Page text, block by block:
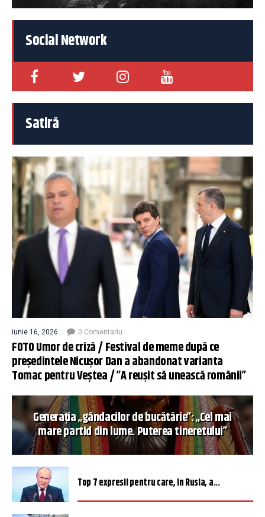
Social Network
Satiră
iunie 16, 2026 0 Comentariu
FOTO Umor de criză / Festival de meme după ce
președintele Nicușor Dan a abandonat varianta
Tomac pentru Veștea / ”A reușit să unească românii”
Generația „gândacilor de bucătărie”: „Cel mai
mare partid din lume. Puterea tineretului”
Top 7 expresii pentru care, în Rusia, a...